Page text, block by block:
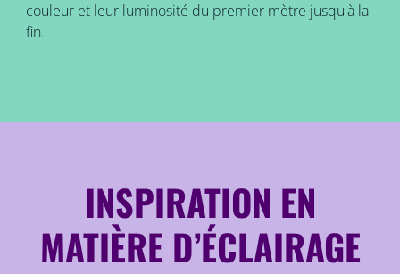
couleur et leur luminosité du premier mètre jusqu'à la
fin.
INSPIRATION EN
MATIÈRE D’ÉCLAIRAGE